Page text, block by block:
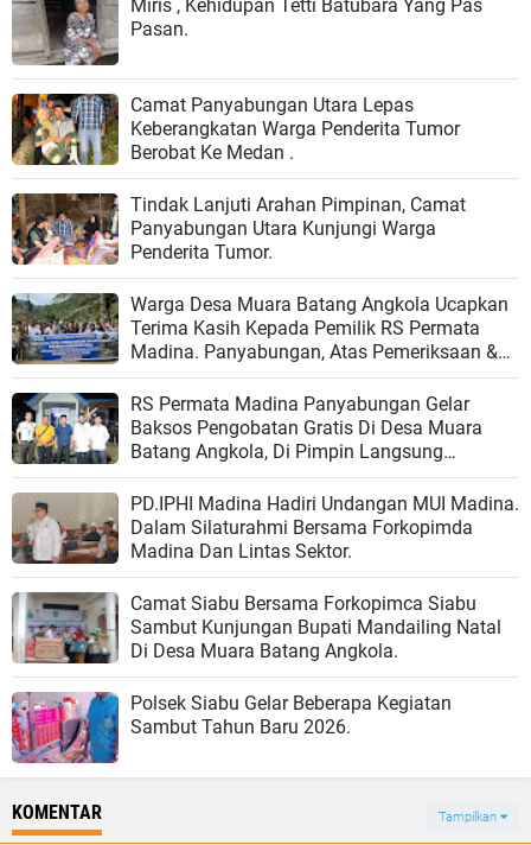
Miris , Kehidupan Tetti Batubara Yang Pas
Pasan.
Camat Panyabungan Utara Lepas
Keberangkatan Warga Penderita Tumor
Berobat Ke Medan .
Tindak Lanjuti Arahan Pimpinan, Camat
Panyabungan Utara Kunjungi Warga
Penderita Tumor.
Warga Desa Muara Batang Angkola Ucapkan
Terima Kasih Kepada Pemilik RS Permata
Madina. Panyabungan, Atas Pemeriksaan &
Pengobatan Gratis.
RS Permata Madina Panyabungan Gelar
Baksos Pengobatan Gratis Di Desa Muara
Batang Angkola, Di Pimpin Langsung
dr.H.Safi'i Siregar Sp OG.
PD.IPHI Madina Hadiri Undangan MUI Madina.
Dalam Silaturahmi Bersama Forkopimda
Madina Dan Lintas Sektor.
Camat Siabu Bersama Forkopimca Siabu
Sambut Kunjungan Bupati Mandailing Natal
Di Desa Muara Batang Angkola.
Polsek Siabu Gelar Beberapa Kegiatan
Sambut Tahun Baru 2026.
KOMENTAR Tampilkan